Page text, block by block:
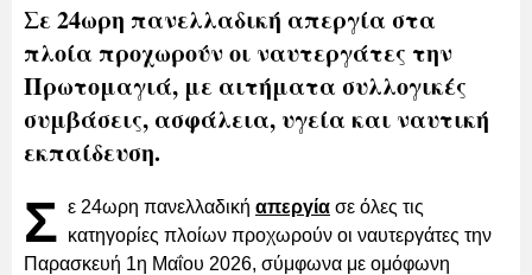
Σε 24ωρη πανελλαδική απεργία στα
πλοία προχωρούν οι ναυτεργάτες την
Πρωτομαγιά, με αιτήματα συλλογικές
συμβάσεις, ασφάλεια, υγεία και ναυτική
εκπαίδευση.
Σ ε 24ωρη πανελλαδική απεργία σε όλες τις
κατηγορίες πλοίων προχωρούν οι ναυτεργάτες την
Παρασκευή 1η Μαΐου 2026, σύμφωνα με ομόφωνη